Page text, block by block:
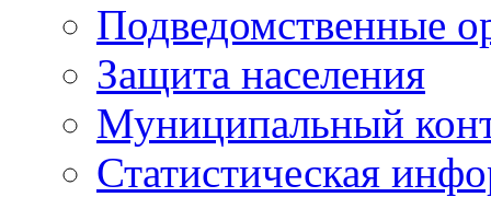
Подведомственные
Защита населения
Муниципальный
Статистическая